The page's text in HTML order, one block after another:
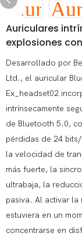
Auriculares
explosiones
Desarrollado por
Ltd., el auricular
Ex_headset02
intrínsecamente
de Bluetooth 5.0,
pérdidas de 24
la velocidad de
más fuerte, la
ultrabaja, la
pasiva. Al activar
estuviera en un
concentrarse en